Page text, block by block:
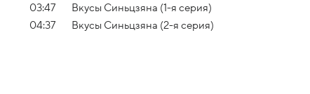
03:47
Вкусы Синьцзяна (1-я серия)
04:37
Вкусы Синьцзяна (2-я серия)